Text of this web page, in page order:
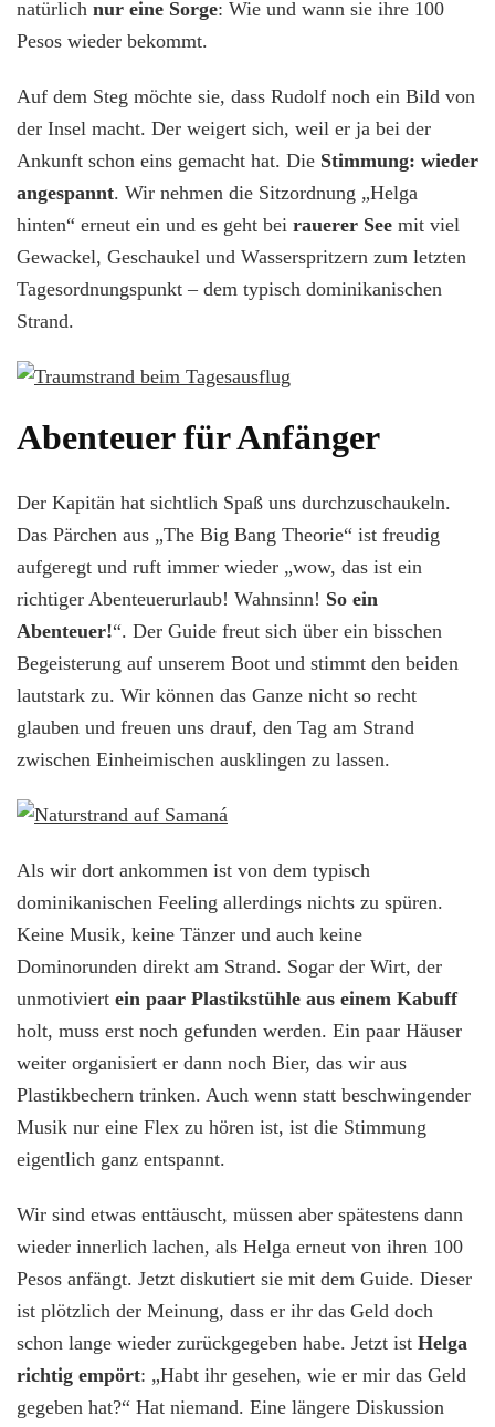
natürlich nur eine Sorge: Wie und wann sie ihre 100
Pesos wieder bekommt.
Auf dem Steg möchte sie, dass Rudolf noch ein Bild von
der Insel macht. Der weigert sich, weil er ja bei der
Ankunft schon eins gemacht hat. Die Stimmung: wieder
angespannt. Wir nehmen die Sitzordnung „Helga
hinten“ erneut ein und es geht bei rauerer See mit viel
Gewackel, Geschaukel und Wasserspritzern zum letzten
Tagesordnungspunkt – dem typisch dominikanischen
Strand.
Abenteuer für Anfänger
Der Kapitän hat sichtlich Spaß uns durchzuschaukeln.
Das Pärchen aus „The Big Bang Theorie“ ist freudig
aufgeregt und ruft immer wieder „wow, das ist ein
richtiger Abenteuerurlaub! Wahnsinn! So ein
Abenteuer!“. Der Guide freut sich über ein bisschen
Begeisterung auf unserem Boot und stimmt den beiden
lautstark zu. Wir können das Ganze nicht so recht
glauben und freuen uns drauf, den Tag am Strand
zwischen Einheimischen ausklingen zu lassen.
Als wir dort ankommen ist von dem typisch
dominikanischen Feeling allerdings nichts zu spüren.
Keine Musik, keine Tänzer und auch keine
Dominorunden direkt am Strand. Sogar der Wirt, der
unmotiviert ein paar Plastikstühle aus einem Kabuff
holt, muss erst noch gefunden werden. Ein paar Häuser
weiter organisiert er dann noch Bier, das wir aus
Plastikbechern trinken. Auch wenn statt beschwingender
Musik nur eine Flex zu hören ist, ist die Stimmung
eigentlich ganz entspannt.
Wir sind etwas enttäuscht, müssen aber spätestens dann
wieder innerlich lachen, als Helga erneut von ihren 100
Pesos anfängt. Jetzt diskutiert sie mit dem Guide. Dieser
ist plötzlich der Meinung, dass er ihr das Geld doch
schon lange wieder zurückgegeben habe. Jetzt ist Helga
richtig empört: „Habt ihr gesehen, wie er mir das Geld
gegeben hat?“ Hat niemand. Eine längere Diskussion